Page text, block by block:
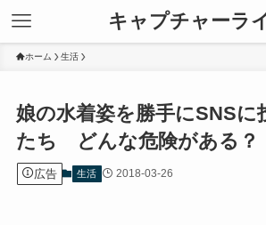
キャプチャーラ
ホーム 生活
娘の水着姿を勝手にSNSに
たち どんな危険がある？
広告 生活 2018-03-26